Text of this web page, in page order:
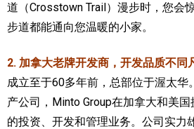
道（Crosstown Trail）漫步时，您会
步道都能通向您温暖的小家。
2. 加拿大老牌开发商，开发品质不同
成立至于60多年前，总部位于渥太华
产公司，Minto Group在加拿大和美
的投资、开发和管理业务。公司实力